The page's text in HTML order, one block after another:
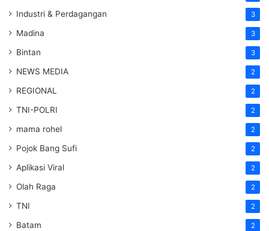
Industri & Perdagangan 3
Madina 3
Bintan 3
NEWS MEDIA 2
REGIONAL 2
TNI-POLRI 2
mama rohel 2
Pojok Bang Sufi 2
Aplikasi Viral 2
Olah Raga 2
TNI 2
Batam 2